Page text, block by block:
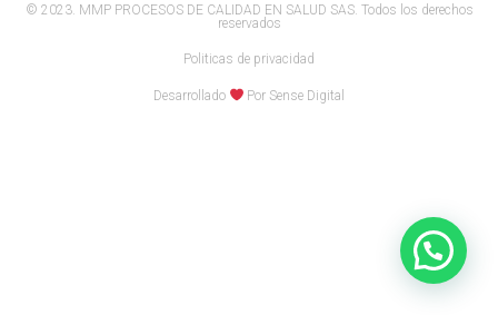
© 2023. MMP PROCESOS DE CALIDAD EN SALUD SAS. Todos los derechos
reservados
Politicas de privacidad
Desarrollado Por Sense Digital